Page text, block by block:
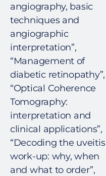
angiography, basic
techniques and
angiographic
interpretation”,
“Management of
diabetic retinopathy”,
“Optical Coherence
Tomography:
interpretation and
clinical applications”,
“Decoding the uveitis
work-up: why, when
and what to order”,